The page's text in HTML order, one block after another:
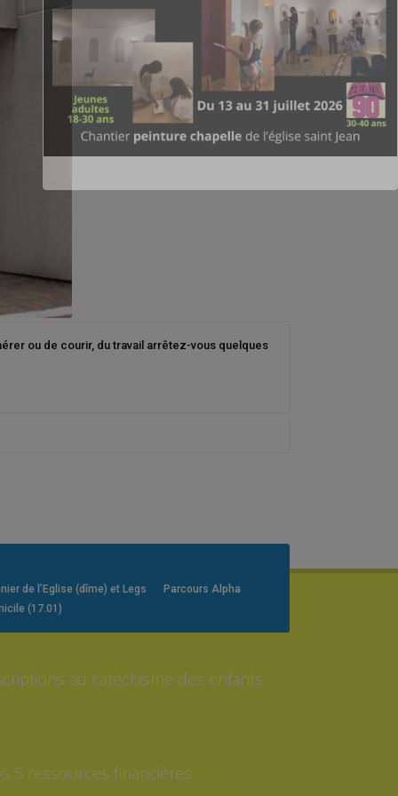
ou de courir, du travail arrêtez-vous quelques
de l’Eglise (dîme) et Legs
Parcours Alpha
(17.01)
au catéchisme des enfants
5 ressources financières